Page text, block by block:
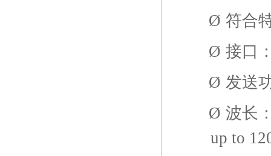
Ø 符合
Ø 接口
Ø 发送
Ø 波长
up to